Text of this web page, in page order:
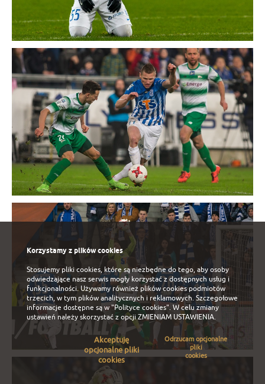
Korzystamy z plików cookies
Stosujemy pliki cookies, które są niezbędne do tego, aby osoby
odwiedzające nasz serwis mogły korzystać z dostępnych usług i
funkcjonalności. Używamy również plików cookies podmiotów
trzecich, w tym plików analitycznych i reklamowych. Szczegołowe
informacje dostępne są w"Polityce cookies". W celu zmiany
ustawień należy skorzystać z opcjiZMIENIAM USTAWIENIA.
Akceptuję
opcjonalne pliki
cookies
Odrzucam opcjonalne
pliki
cookies